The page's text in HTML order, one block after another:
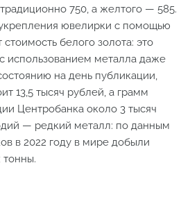
750, а желтого — 585.
ювелирки с помощью
белого золота: это
использованием металла даже
на день публикации,
13,5 тысяч рублей, а грамм
Центробанка около 3 тысяч
— редкий металл: по данным
в 2022 году в мире добыли
тонны.